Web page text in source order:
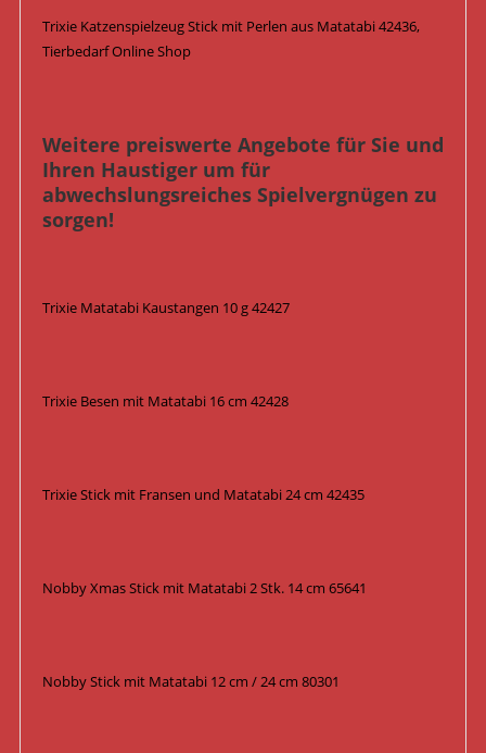
Trixie Katzenspielzeug Stick mit Perlen aus Matatabi 42436,
Tierbedarf Online Shop
Weitere preiswerte Angebote für Sie und
Ihren Haustiger um für
abwechslungsreiches Spielvergnügen zu
sorgen!
Trixie Matatabi Kaustangen 10 g 42427
Trixie Besen mit Matatabi 16 cm 42428
Trixie Stick mit Fransen und Matatabi 24 cm 42435
Nobby Xmas Stick mit Matatabi 2 Stk. 14 cm 65641
Nobby Stick mit Matatabi 12 cm / 24 cm 80301